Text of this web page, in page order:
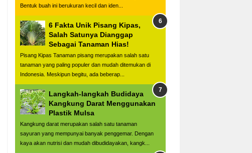
Bentuk buah ini berukuran kecil dan iden...
6 Fakta Unik Pisang Kipas,
Salah Satunya Dianggap
Sebagai Tanaman Hias!
Pisang Kipas Tanaman pisang merupakan salah satu
tanaman yang paling populer dan mudah ditemukan di
Indonesia. Meskipun begitu, ada beberap...
Langkah-langkah Budidaya
Kangkung Darat Menggunakan
Plastik Mulsa
Kangkung darat merupakan salah satu tanaman
sayuran yang mempunyai banyak penggemar. Dengan
kaya akan nutrisi dan mudah dibudidayakan, kangk...